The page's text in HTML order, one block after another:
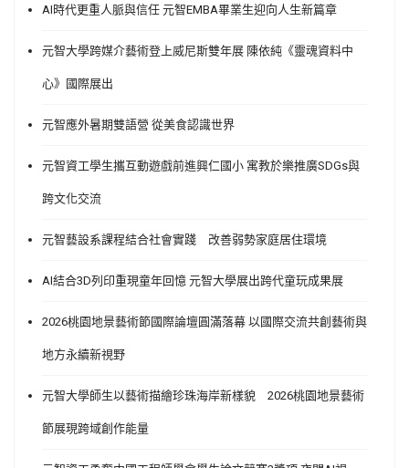
AI時代更重人脈與信任 元智EMBA畢業生迎向人生新篇章
元智大學跨媒介藝術登上威尼斯雙年展 陳依純《靈魂資料中
心》國際展出
元智應外暑期雙語營 從美食認識世界
元智資工學生攜互動遊戲前進興仁國小 寓教於樂推廣SDGs與
跨文化交流
元智藝設系課程結合社會實踐 改善弱勢家庭居住環境
AI結合3D列印重現童年回憶 元智大學展出跨代童玩成果展
2026桃園地景藝術節國際論壇圓滿落幕 以國際交流共創藝術與
地方永續新視野
元智大學師生以藝術描繪珍珠海岸新樣貌 2026桃園地景藝術
節展現跨域創作能量